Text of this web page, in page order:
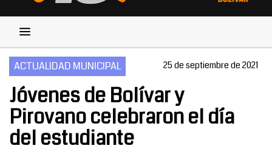
ACTUALIDAD MUNICIPAL 25 de septiembre de 2021
Jóvenes de Bolívar y
Pirovano celebraron el día
del estudiante